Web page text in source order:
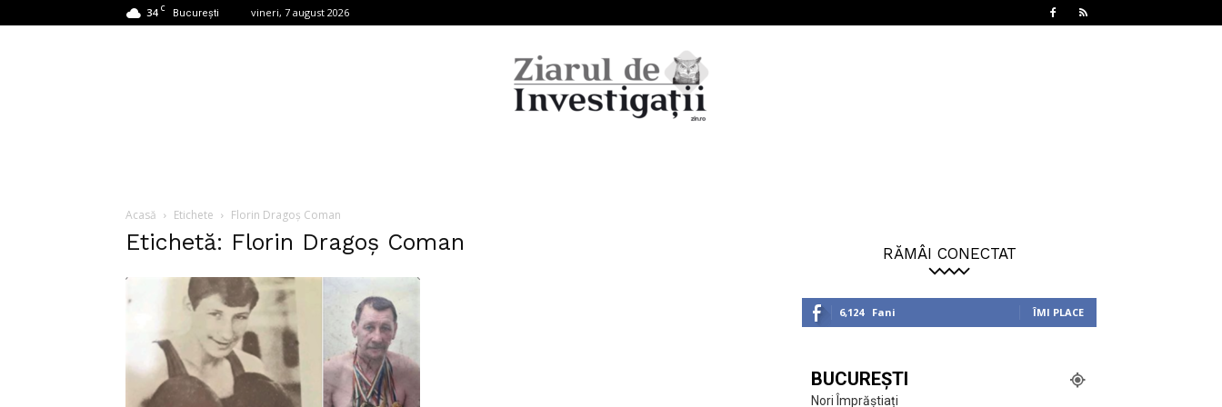
34 C București vineri, 7 august 2026
Acasă Etichete Florin Dragoș Coman
Etichetă: Florin Dragoș Coman RĂMÂI CONECTAT
6,124 Fani ÎMI PLACE
BUCUREȘTI
Nori Împrăștiați